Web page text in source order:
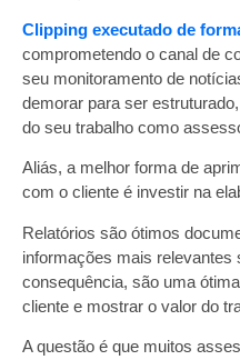
Clipping executado de
comprometendo o canal de
seu monitoramento de
demorar para ser
do seu trabalho como
Aliás, a melhor forma de
com o cliente é investir na
Relatórios são ótimos
informações mais relevantes
consequência, são uma
cliente e mostrar o valor do
A questão é que muitos